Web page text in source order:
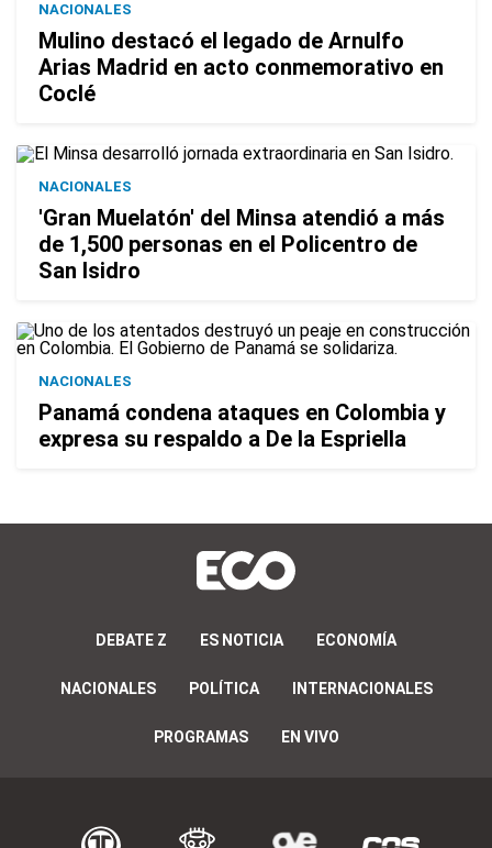
NACIONALES
Mulino destacó el legado de Arnulfo
Arias Madrid en acto conmemorativo en
Coclé
NACIONALES
'Gran Muelatón' del Minsa atendió a más
de 1,500 personas en el Policentro de
San Isidro
NACIONALES
Panamá condena ataques en Colombia y
expresa su respaldo a De la Espriella
DEBATE Z ES NOTICIA ECONOMÍA
NACIONALES POLÍTICA INTERNACIONALES
PROGRAMAS EN VIVO